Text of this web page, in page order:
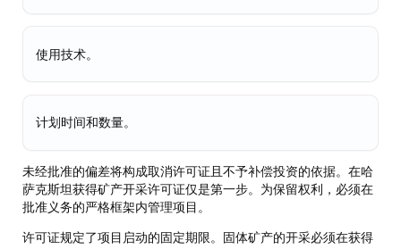
使用技术。
计划时间和数量。
未经批准的偏差将构成取消许可证且不予补偿投资的依据。在哈
萨克斯坦获得矿产开采许可证仅是第一步。为保留权利，必须在
批准义务的严格框架内管理项目。
许可证规定了项目启动的固定期限。固体矿产的开采必须在获得